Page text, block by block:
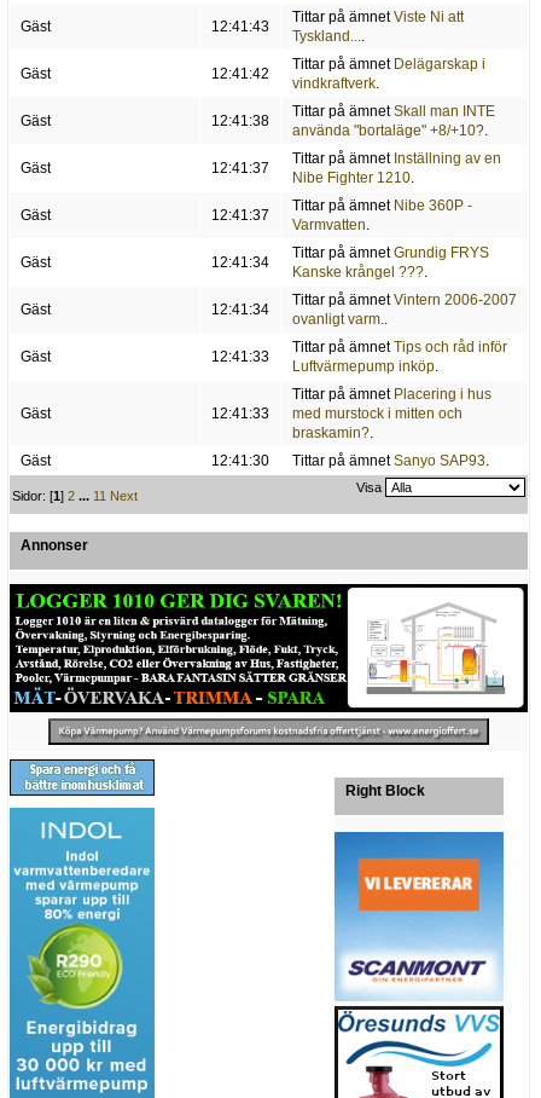
Gäst 12:41:43
Tittar på ämnetViste Ni att
Tyskland....
Gäst 12:41:42
Tittar på ämnet Delägarskap i
vindkraftverk.
Gäst 12:41:38
Tittar på ämnetSkall man INTE
använda "bortaläge" +8/+10?.
Gäst 12:41:37
Tittar på ämnet Inställning av en
Nibe Fighter 1210.
Gäst 12:41:37
Tittar på ämnet Nibe 360P -
Varmvatten.
Gäst 12:41:34
Tittar på ämnetGrundig FRYS
Kanske krångel ???.
Gäst 12:41:34
Tittar på ämnetVintern 2006-2007
ovanligt varm..
Gäst 12:41:33
Tittar på ämnetTips och råd inför
Luftvärmepump inköp.
Gäst 12:41:33
Tittar på ämnet Placering i hus
med murstock i mitten och
braskamin?.
Gäst
12:41:30 Tittar på ämnetSanyo SAP93.
Sidor: [1]2 ... 11 Next
Visa
Annonser
Right Block